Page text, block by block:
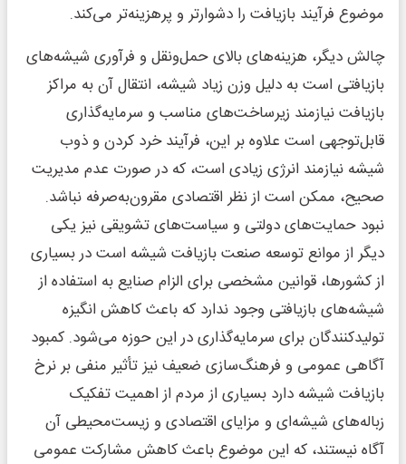
موضوع فرآیند بازیافت را دشوارتر و پرهزینه‌تر می‌کند.
چالش دیگر، هزینه‌های بالای حمل‌ونقل و فرآوری شیشه‌های
بازیافتی است به دلیل وزن زیاد شیشه، انتقال آن به مراکز
بازیافت نیازمند زیرساخت‌های مناسب و سرمایه‌گذاری
قابل‌توجهی است علاوه بر این، فرآیند خرد کردن و ذوب
شیشه نیازمند انرژی زیادی است، که در صورت عدم مدیریت
صحیح، ممکن است از نظر اقتصادی مقرون‌به‌صرفه نباشد.
نبود حمایت‌های دولتی و سیاست‌های تشویقی نیز یکی
دیگر از موانع توسعه صنعت بازیافت شیشه است در بسیاری
از کشورها، قوانین مشخصی برای الزام صنایع به استفاده از
شیشه‌های بازیافتی وجود ندارد که باعث کاهش انگیزه
تولیدکنندگان برای سرمایه‌گذاری در این حوزه می‌شود. کمبود
آگاهی عمومی و فرهنگ‌سازی ضعیف نیز تأثیر منفی بر نرخ
بازیافت شیشه دارد بسیاری از مردم از اهمیت تفکیک
زباله‌های شیشه‌ای و مزایای اقتصادی و زیست‌محیطی آن
آگاه نیستند، که این موضوع باعث کاهش مشارکت عمومی